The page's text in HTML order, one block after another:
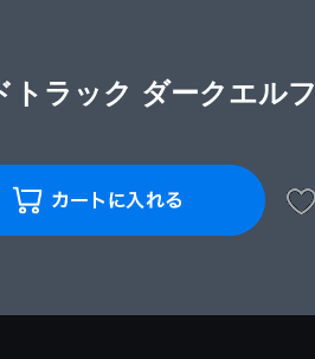
トラック ダークエルフ